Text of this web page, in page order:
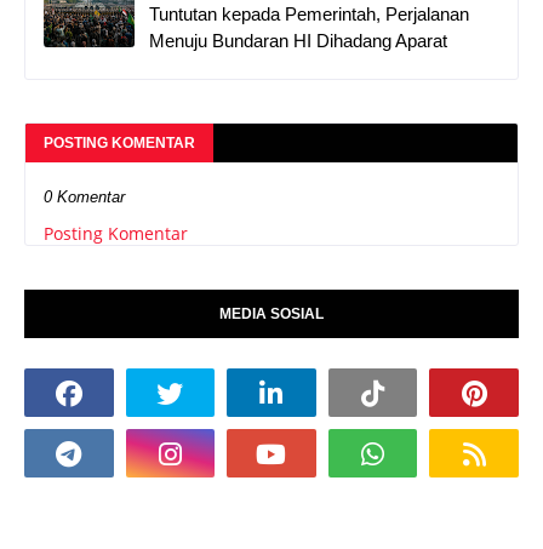
Tuntutan kepada Pemerintah, Perjalanan
Menuju Bundaran HI Dihadang Aparat
POSTING KOMENTAR
0 Komentar
Posting Komentar
MEDIA SOSIAL